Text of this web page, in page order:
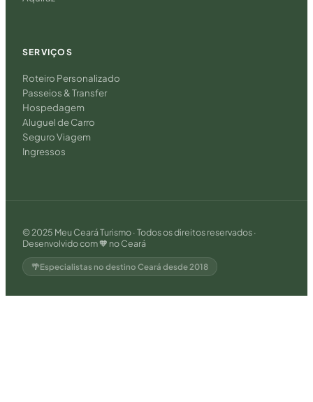
SERVIÇOS
Roteiro Personalizado
Passeios & Transfer
Hospedagem
Aluguel de Carro
Seguro Viagem
Ingressos
© 2025 Meu Ceará Turismo · Todos os direitos reservados ·
Desenvolvido com 🧡 no Ceará
Especialistas no destino Ceará desde 2018